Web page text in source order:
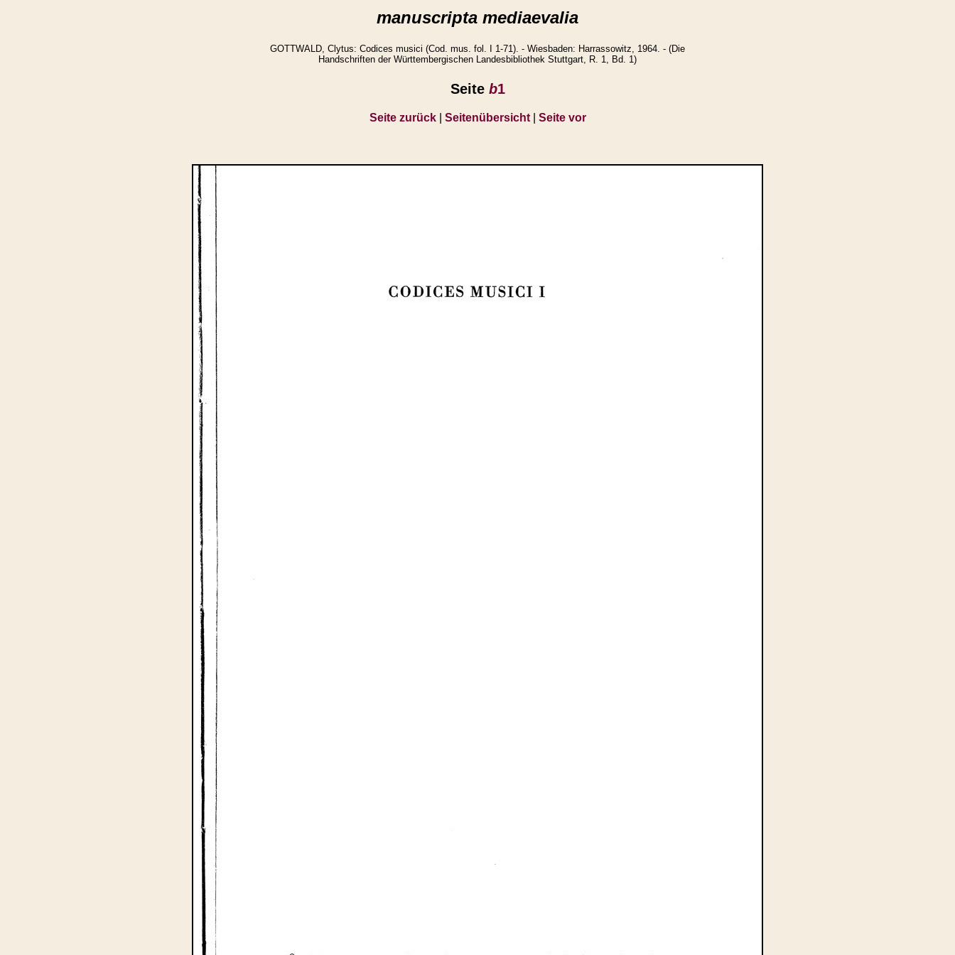
manuscripta mediaevalia
GOTTWALD, Clytus: Codices musici (Cod. mus. fol. I 1-71). - Wiesbaden: Harrassowitz, 1964. - (Die
Handschriften der Württembergischen Landesbibliothek Stuttgart, R. 1, Bd. 1)
Seite b1
Seite zurück| Seitenübersicht| Seite vor